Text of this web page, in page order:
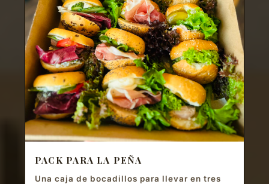
PACK PARA LA PEÑA
Una caja de bocadillos para llevar en tres